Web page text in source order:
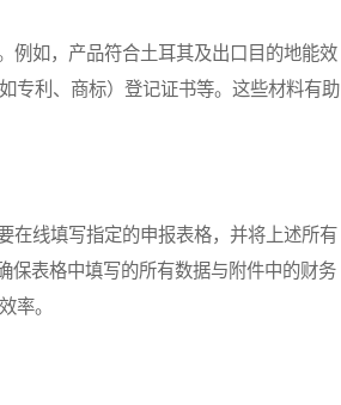
如，产品符合土耳其及出口目的地能效
专利、商标）登记证书等。这些材料有助
线填写指定的申报表格，并将上述所有
保表格中填写的所有数据与附件中的财务
率。